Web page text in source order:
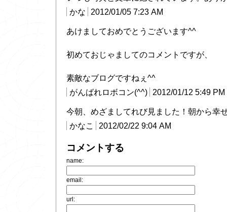
かな
2012/01/05 7:23 AM
あけましておめでとうございます^^
初めておじゃましてのコメントですが、
素敵なブログですねぇ^^
がんばれロボコン(^^)
2012/01/12 5:49 PM
今朝、めざましてれび見ました！朝から幸
かなこ
2012/02/22 9:04 AM
コメントする
name:
email:
url: